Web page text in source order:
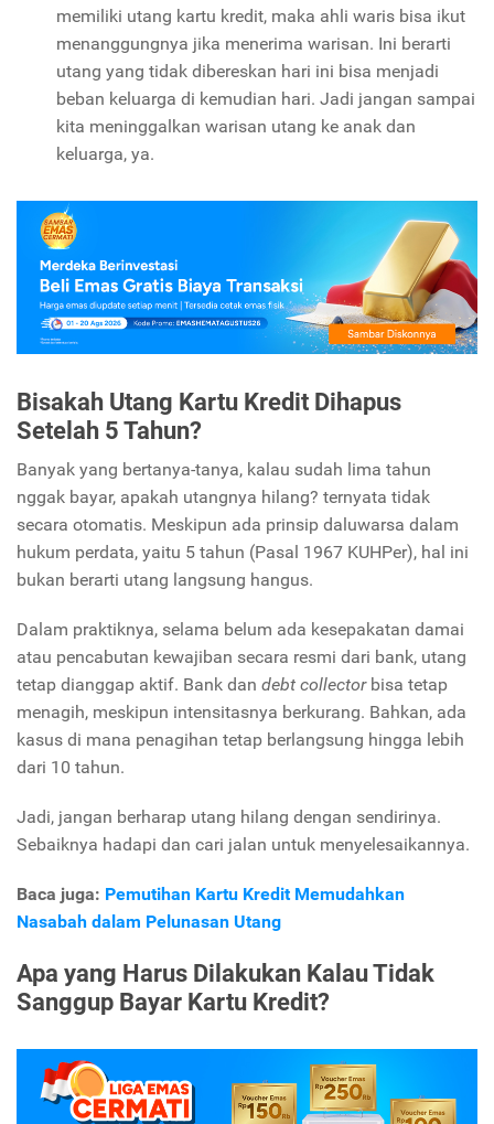
memiliki utang kartu kredit, maka ahli waris bisa ikut
menanggungnya jika menerima warisan. Ini berarti
utang yang tidak dibereskan hari ini bisa menjadi
beban keluarga di kemudian hari. Jadi jangan sampai
kita meninggalkan warisan utang ke anak dan
keluarga, ya.
Bisakah Utang Kartu Kredit Dihapus
Setelah 5 Tahun?
Banyak yang bertanya-tanya, kalau sudah lima tahun
nggak bayar, apakah utangnya hilang? ternyata tidak
secara otomatis. Meskipun ada prinsip daluwarsa dalam
hukum perdata, yaitu 5 tahun (Pasal 1967 KUHPer), hal ini
bukan berarti utang langsung hangus.
Dalam praktiknya, selama belum ada kesepakatan damai
atau pencabutan kewajiban secara resmi dari bank, utang
tetap dianggap aktif. Bank dan debt collectorbisa tetap
menagih, meskipun intensitasnya berkurang. Bahkan, ada
kasus di mana penagihan tetap berlangsung hingga lebih
dari 10 tahun.
Jadi, jangan berharap utang hilang dengan sendirinya.
Sebaiknya hadapi dan cari jalan untuk menyelesaikannya.
Baca juga: Pemutihan Kartu Kredit Memudahkan
Nasabah dalam Pelunasan Utang
Apa yang Harus Dilakukan Kalau Tidak
Sanggup Bayar Kartu Kredit?